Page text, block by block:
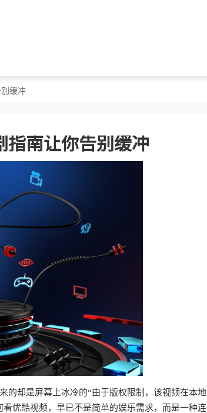
缓冲
指南让你告别缓冲
的却是屏幕上冰冷的“由于版权限制，该视频在本地
优酷视频，早已不是简单的娱乐需求，而是一种连